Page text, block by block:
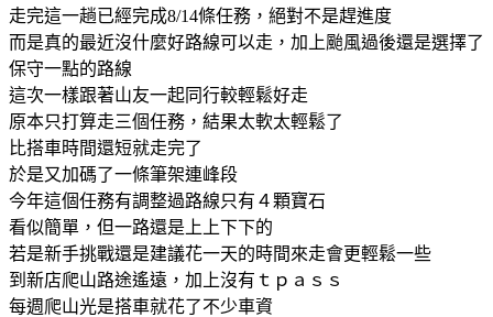
走完這一趟已經完成8/14條任務，絕對不是趕進度
而是真的最近沒什麼好路線可以走，加上颱風過後還是選擇了
保守一點的路線
這次一樣跟著山友一起同行較輕鬆好走
原本只打算走三個任務，結果太軟太輕鬆了
比搭車時間還短就走完了
於是又加碼了一條筆架連峰段
今年這個任務有調整過路線只有４顆寶石
看似簡單，但一路還是上上下下的
若是新手挑戰還是建議花一天的時間來走會更輕鬆一些
到新店爬山路途遙遠，加上沒有ｔｐａｓｓ
每週爬山光是搭車就花了不少車資